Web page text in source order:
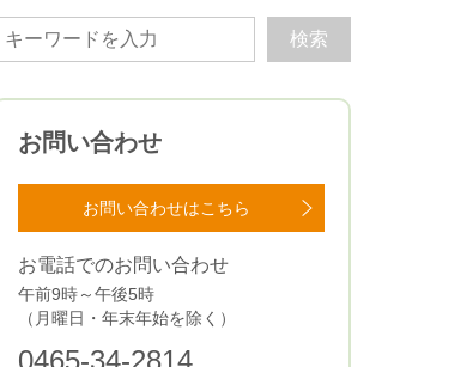
お問い合わせ
お問い合わせはこちら
お電話でのお問い合わせ
午前9時～午後5時
（月曜日・年末年始を除く）
0465-34-2814